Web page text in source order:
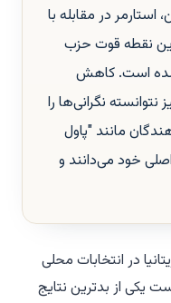
در مقابله با
نقطه قوت حزب
است. کاهش
نگرانی‌ها را
مانند "پاول
اصلی خود می‌دانند و
در انتخابات محلی
یکی از بدترین نتایج